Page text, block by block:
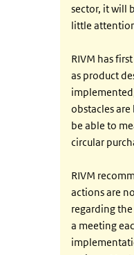
sector, it will
little
RIVM has
as product
obstacles
be able to
circular
RIVM
actions are
regarding
a meeting